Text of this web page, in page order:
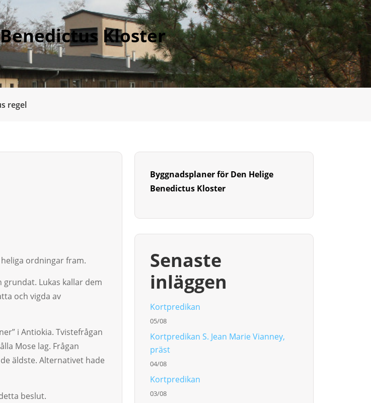
Kloster
regel
ord­ningar fram.
Lukas kallar dem
och vigda av
i Antiokia. Tvistefrågan
Mose lag. Frågan
äldste. Alternativet ha­de
beslut.
Byggnadsplaner för Den Helige
Benedictus Kloster
Senaste
inläggen
Kortpredikan
05/08
Kortpredikan S. Jean Marie Vianney,
präst
04/08
Kortpredikan
03/08